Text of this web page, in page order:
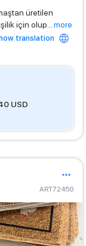
üretilen
için olup
more
translation
USD
ART72450